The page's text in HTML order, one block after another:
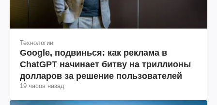
Технологии
Google, подвинься: как реклама в
ChatGPT начинает битву на триллионы
долларов за решение пользователей
19 часов назад